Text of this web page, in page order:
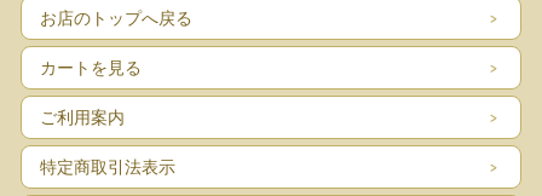
お店のトップへ戻る
カートを見る
ご利用案内
特定商取引法表示